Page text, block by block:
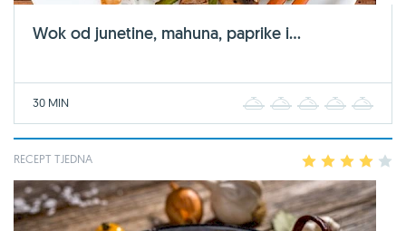
Wok od junetine, mahuna, paprike i...
30 MIN 2 3 4
RECEPT TJEDNA 2 3 4